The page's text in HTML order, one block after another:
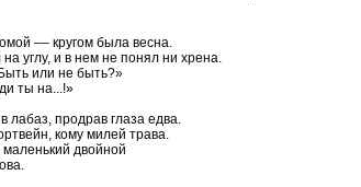
–– кругом была весна.
на углу, и в нем не понял ни хрена.
или не быть?»
ты на...!»
лабаз, продрав глаза едва.
кому милей трава.
двойной